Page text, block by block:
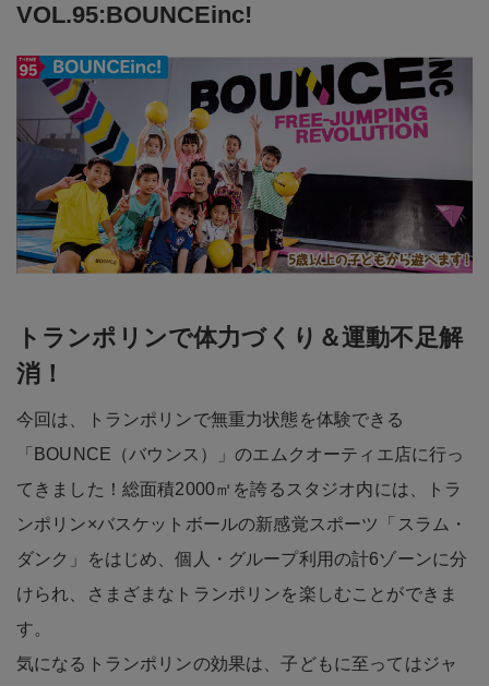
VOL.95:BOUNCEinc!
トランポリンで体力づくり＆運動不足解
消！
今回は、トランポリンで無重力状態を体験できる
「BOUNCE（バウンス）」のエムクオーティエ店に行っ
てきました！総面積2000㎡を誇るスタジオ内には、トラ
ンポリン×バスケットボールの新感覚スポーツ「スラム・
ダンク」をはじめ、個人・グループ利用の計6ゾーンに分
けられ、さまざまなトランポリンを楽しむことができま
す。
気になるトランポリンの効果は、子どもに至ってはジャ